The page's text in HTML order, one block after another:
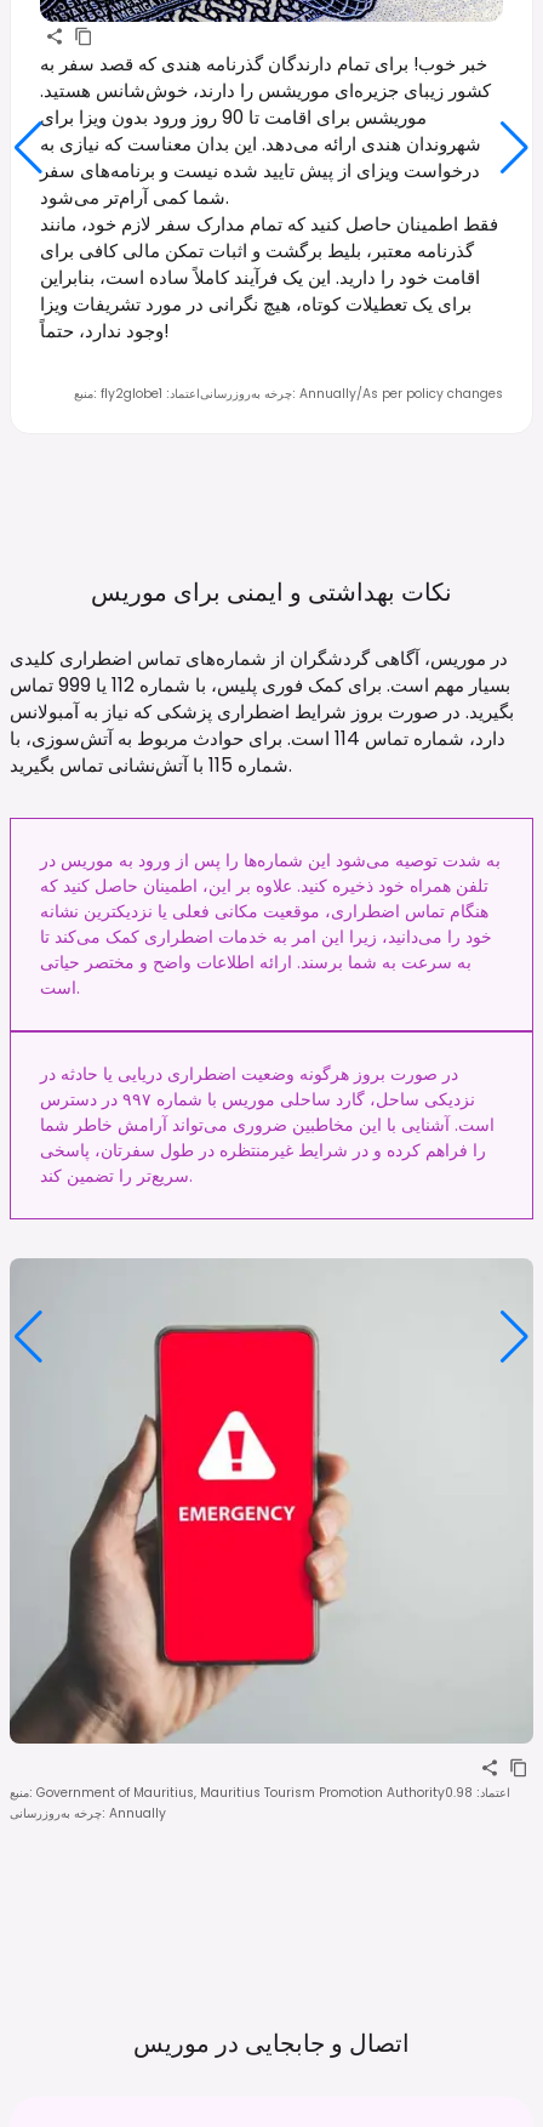
خبر خوب! برای تمام دارندگان گذرنامه هندی که قصد سفر به
کشور زیبای جزیره‌ای موریشس را دارند، خوش‌شانس هستید.
موریشس برای اقامت تا 90 روز ورود بدون ویزا برای
شهروندان هندی ارائه می‌دهد. این بدان معناست که نیازی به
درخواست ویزای از پیش تایید شده نیست و برنامه‌های سفر
شما کمی آرام‌تر می‌شود.
فقط اطمینان حاصل کنید که تمام مدارک سفر لازم خود، مانند
گذرنامه معتبر، بلیط برگشت و اثبات تمکن مالی کافی برای
اقامت خود را دارید. این یک فرآیند کاملاً ساده است، بنابراین
برای یک تعطیلات کوتاه، هیچ نگرانی در مورد تشریفات ویزا
وجود ندارد، حتماً!
منبع: fly2globe اعتماد:
1 چرخه به‌روزرسانی: Annually/As per policy changes
نکات بهداشتی و ایمنی برای موریس
در موریس، آگاهی گردشگران از شماره‌های تماس اضطراری کلیدی
بسیار مهم است. برای کمک فوری پلیس، با شماره 112 یا 999 تماس
بگیرید. در صورت بروز شرایط اضطراری پزشکی که نیاز به آمبولانس
دارد، شماره تماس 114 است. برای حوادث مربوط به آتش‌سوزی، با
شماره 115 با آتش‌نشانی تماس بگیرید.
به شدت توصیه می‌شود این شماره‌ها را پس از ورود به موریس در
تلفن همراه خود ذخیره کنید. علاوه بر این، اطمینان حاصل کنید که
هنگام تماس اضطراری، موقعیت مکانی فعلی یا نزدیکترین نشانه
خود را می‌دانید، زیرا این امر به خدمات اضطراری کمک می‌کند تا
به سرعت به شما برسند. ارائه اطلاعات واضح و مختصر حیاتی
است.
در صورت بروز هرگونه وضعیت اضطراری دریایی یا حادثه در
نزدیکی ساحل، گارد ساحلی موریس با شماره ۹۹۷ در دسترس
است. آشنایی با این مخاطبین ضروری می‌تواند آرامش خاطر شما
را فراهم کرده و در شرایط غیرمنتظره در طول سفرتان، پاسخی
سریع‌تر را تضمین کند.
منبع: Government of Mauritius, Mauritius Tourism Promotion Authority اعتماد:
0.98
چرخه به‌روزرسانی: Annually
اتصال و جابجایی در موریس